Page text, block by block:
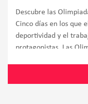
Descubre las
Cinco días en los que
deportividad y el
protagonistas. Las